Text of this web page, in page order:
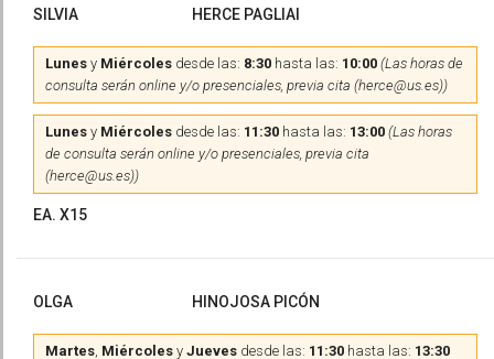
SILVIA HERCE PAGLIAI
Lunes y Miércoles desde las: 8:30 hasta las: 10:00 (Las horas de
consulta serán online y/o presenciales, previa cita (herce@us.es))
Lunes y Miércoles desde las: 11:30 hasta las: 13:00 (Las horas
de consulta serán online y/o presenciales, previa cita
(herce@us.es))
EA. X15
OLGA HINOJOSA PICÓN
Martes, Miércoles y Jueves desde las: 11:30 hasta las: 13:30